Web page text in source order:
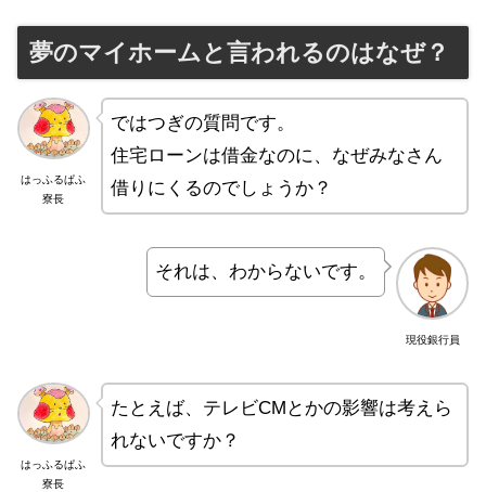
夢のマイホームと言われるのはなぜ？
はっふるぱふ
寮長
ではつぎの質問です。
住宅ローンは借金なのに、なぜみなさん
借りにくるのでしょうか？
現役銀行員
それは、わからないです。
はっふるぱふ
寮長
たとえば、テレビCMとかの影響は考えら
れないですか？